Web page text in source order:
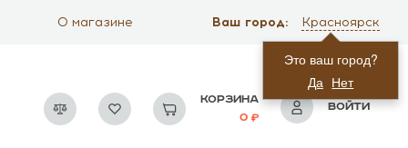
О магазине Ваш город:
Это ваш город?
Да Нет
Красноярск
КОРЗИНА
0
ВОЙТИ